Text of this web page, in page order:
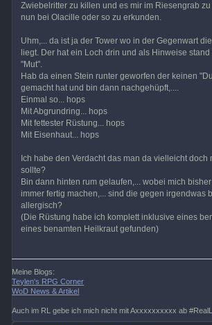
Zwiebelritter zu killen und es mir im Riesengrab
nun bei Olacille oder so zu erkunden.
Uhm,... da ist ja der Tower wo in der Gegenwart
liegt. Der hat ein Loch drin und als Hinweise
"Mut".
Hab da einen Stein runter geworfen der keinen
gemacht hat und bin dann nachgehüpft,....
Einmal so... hops
Mit Abgrundring... hops
Mit fettester Rüstung... hops
Mit Eisenhaut... hops
Ich habe den Verdacht das man da vielleicht doch
sollte?
Bin dann hinten rum gelaufen,... wobei mich
immer fertig machen,... sind die gegen irgendwas
allergisch?
(Die Rüstung habe ich komplett inklusive eines
eines benamten Heilkraut gefunden)
Meine Blogs:
Teylen's RPG Corner
WoD News & Artikel
Auch im RL gebe ich mich nicht mit Axxxxxxxxxx ab